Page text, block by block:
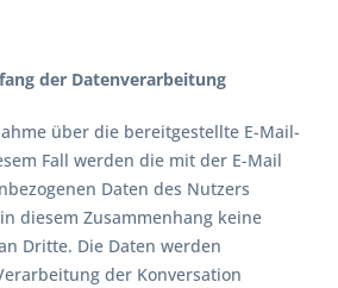
der Datenverarbeitung
über die bereitgestellte E-Mail-
Fall werden die mit der E-Mail
Daten des Nutzers
diesem Zusammenhang keine
Dritte. Die Daten werden
der Konversation